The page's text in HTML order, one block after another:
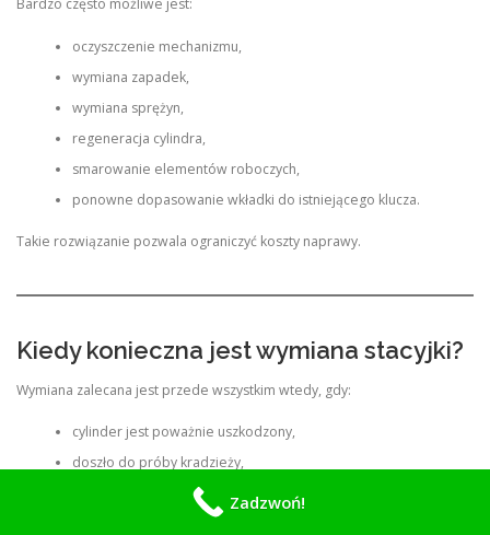
Bardzo często możliwe jest:
oczyszczenie mechanizmu,
wymiana zapadek,
wymiana sprężyn,
regeneracja cylindra,
smarowanie elementów roboczych,
ponowne dopasowanie wkładki do istniejącego klucza.
Takie rozwiązanie pozwala ograniczyć koszty naprawy.
Kiedy konieczna jest wymiana stacyjki?
Wymiana zalecana jest przede wszystkim wtedy, gdy:
cylinder jest poważnie uszkodzony,
doszło do próby kradzieży,
mechanizm został zniszczony po złamaniu klucza,
elementy są nadmiernie wyeksploatowane,
Zadzwoń!